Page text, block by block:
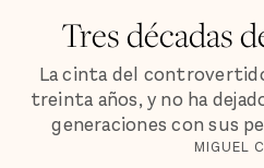
Tres décadas
La cinta del
treinta años, y no ha
generaciones con sus
MIGUEL